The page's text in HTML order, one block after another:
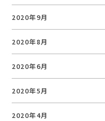
2020年9月
2020年8月
2020年6月
2020年5月
2020年4月